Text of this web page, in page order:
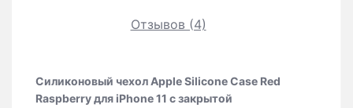
Отзывов (4)
Силиконовый чехол Apple Silicone Case Red
Raspberry для iPhone 11 с закрытой